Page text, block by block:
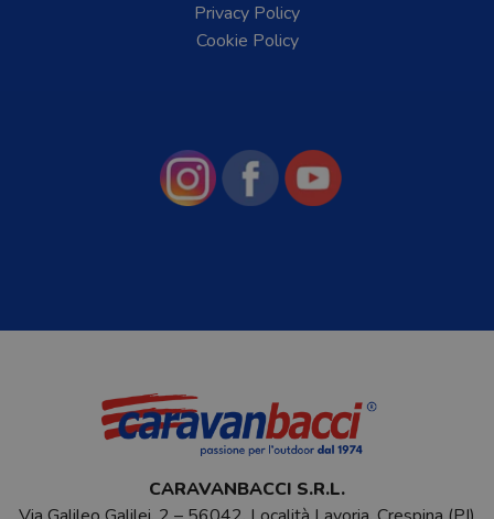
Privacy Policy
Cookie Policy
CARAVANBACCI S.R.L.